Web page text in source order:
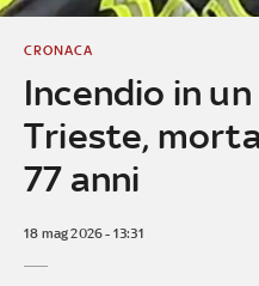
Incendio in
Trieste,
77 anni
CRONACA
18 mag 2026 - 13:31